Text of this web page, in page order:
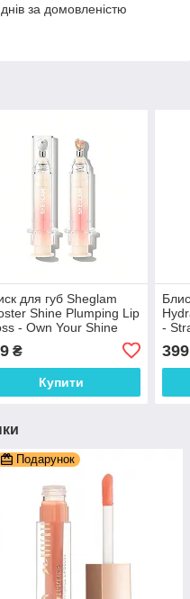
за домовленістю
для губ Sheglam
Shine Plumping Lip
- Own Your Shine
₴
Купити
-
399
Подарунок